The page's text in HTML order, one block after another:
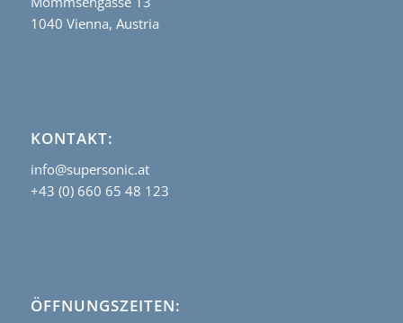
1040 Vienna, Austria
KONTAKT:
info@supersonic.at
+43 (0) 660 65 48 123
ÖFFNUNGSZEITEN: